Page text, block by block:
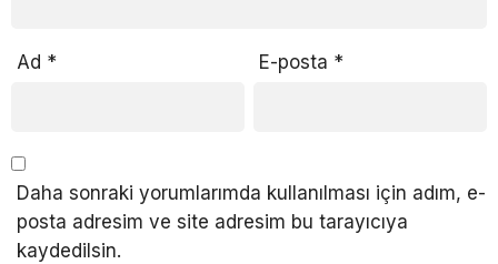
Ad * E-posta *
Daha sonraki yorumlarımda kullanılması için adım, e-
posta adresim ve site adresim bu tarayıcıya
kaydedilsin.